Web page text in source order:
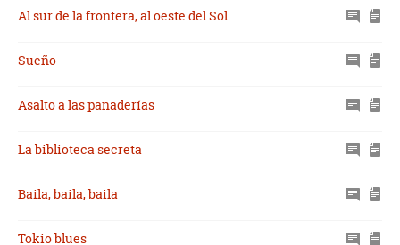
Al sur de la frontera, al oeste del Sol
Sueño
Asalto a las panaderías
La biblioteca secreta
Baila, baila, baila
Tokio blues